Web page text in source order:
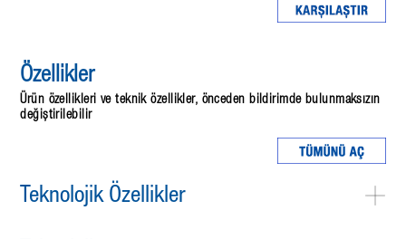
Özellikler
Ürün özellikleri ve teknik özellikler, önceden bildirimde bulunmaksızın
değiştirilebilir
Teknolojik Özellikler